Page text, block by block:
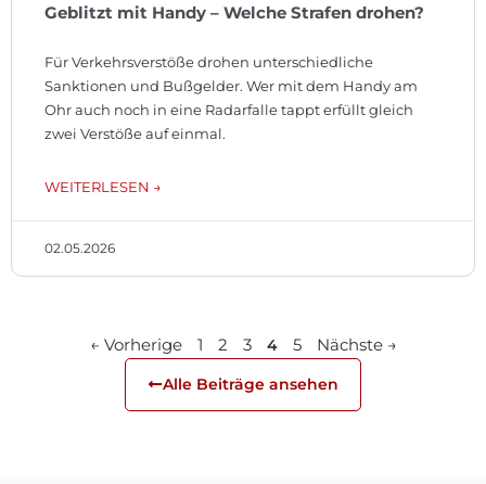
Geblitzt mit Handy – Welche Strafen drohen?
Für Verkehrsverstöße drohen unterschiedliche
Sanktionen und Bußgelder. Wer mit dem Handy am
Ohr auch noch in eine Radarfalle tappt erfüllt gleich
zwei Verstöße auf einmal.
WEITERLESEN →
02.05.2026
← Vorherige 1 2 3 4 5 Nächste →
Alle Beiträge ansehen